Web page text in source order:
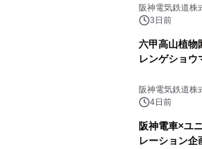
阪神電気鉄道株
3日前
六甲高山植物
レンゲショウ
阪神電気鉄道株
4日前
阪神電車×ユ
レーション企